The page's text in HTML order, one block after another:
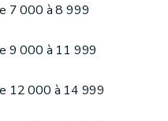
Régies communales
Régies communales ordinaires
7 000 à 8 999
9 000 à 11 999
12 000 à 14 999